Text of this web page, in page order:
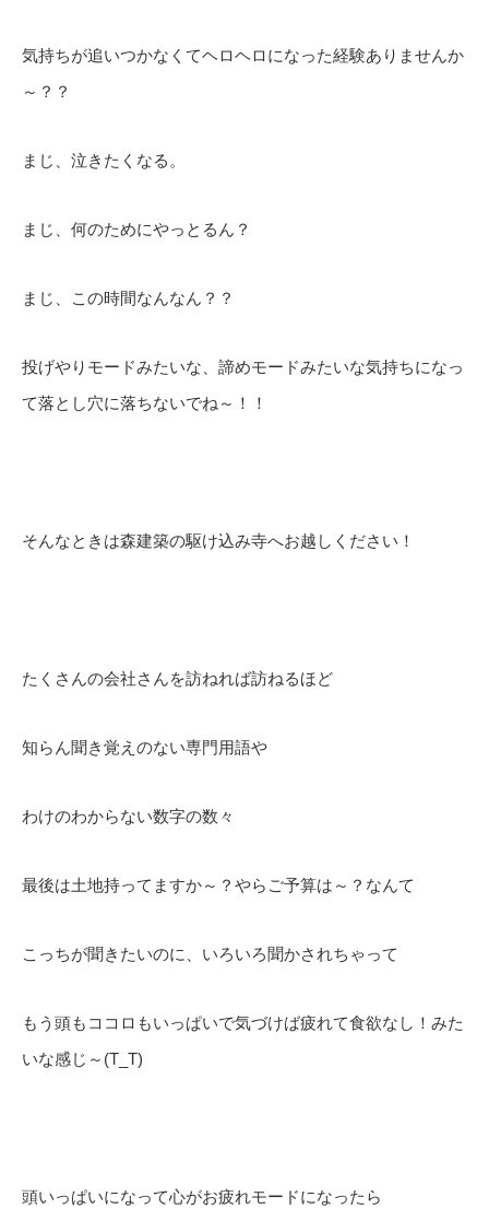
気持ちが追いつかなくてヘロヘロになった経験ありませんか
～？？
まじ、泣きたくなる。
まじ、何のためにやっとるん？
まじ、この時間なんなん？？
投げやりモードみたいな、諦めモードみたいな気持ちになっ
て落とし穴に落ちないでね～！！
そんなときは森建築の駆け込み寺へお越しください！
たくさんの会社さんを訪ねれば訪ねるほど
知らん聞き覚えのない専門用語や
わけのわからない数字の数々
最後は土地持ってますか～？やらご予算は～？なんて
こっちが聞きたいのに、いろいろ聞かされちゃって
もう頭もココロもいっぱいで気づけば疲れて食欲なし！みた
いな感じ～(T_T)
頭いっぱいになって心がお疲れモードになったら